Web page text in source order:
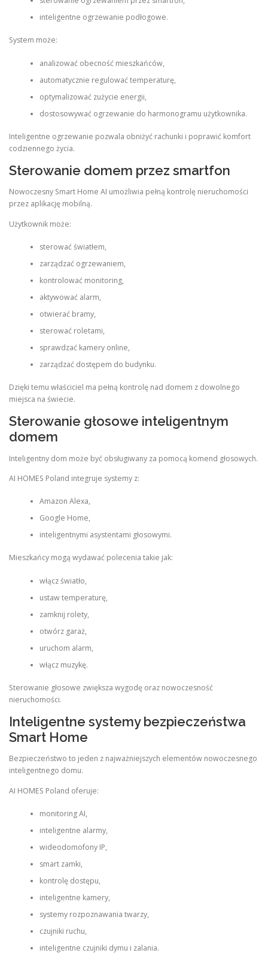
inteligentne ogrzewanie podłogowe.
System może:
analizować obecność mieszkańców,
automatycznie regulować temperaturę,
optymalizować zużycie energii,
dostosowywać ogrzewanie do harmonogramu użytkownika.
Inteligentne ogrzewanie pozwala obniżyć rachunki i poprawić komfort
codziennego życia.
Sterowanie domem przez smartfon
Nowoczesny Smart Home AI umożliwia pełną kontrolę nieruchomości
przez aplikację mobilną.
Użytkownik może:
sterować światłem,
zarządzać ogrzewaniem,
kontrolować monitoring,
aktywować alarm,
otwierać bramy,
sterować roletami,
sprawdzać kamery online,
zarządzać dostępem do budynku.
Dzięki temu właściciel ma pełną kontrolę nad domem z dowolnego
miejsca na świecie.
Sterowanie głosowe inteligentnym
domem
Inteligentny dom może być obsługiwany za pomocą komend głosowych.
AI HOMES Poland integruje systemy z:
Amazon Alexa,
Google Home,
inteligentnymi asystentami głosowymi.
Mieszkańcy mogą wydawać polecenia takie jak:
włącz światło,
ustaw temperaturę,
zamknij rolety,
otwórz garaż,
uruchom alarm,
włącz muzykę.
Sterowanie głosowe zwiększa wygodę oraz nowoczesność
nieruchomości.
Inteligentne systemy bezpieczeństwa
Smart Home
Bezpieczeństwo to jeden z najważniejszych elementów nowoczesnego
inteligentnego domu.
AI HOMES Poland oferuje:
monitoring AI,
inteligentne alarmy,
wideodomofony IP,
smart zamki,
kontrolę dostępu,
inteligentne kamery,
systemy rozpoznawania twarzy,
czujniki ruchu,
inteligentne czujniki dymu i zalania.